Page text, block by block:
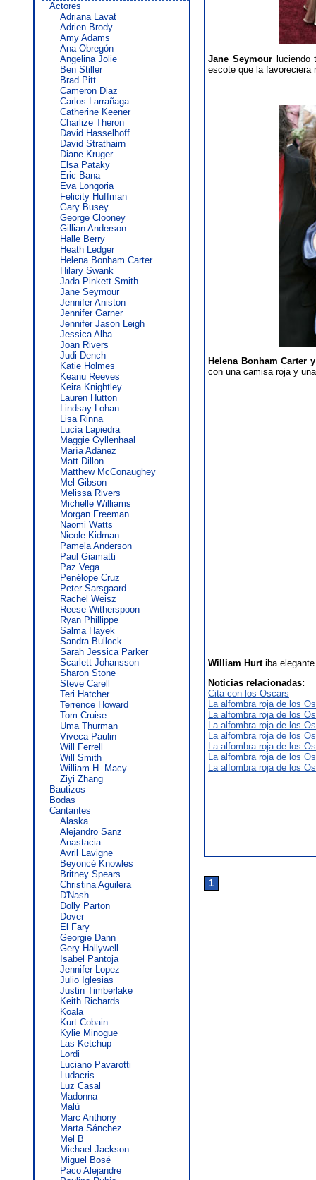
Actores
Adriana Lavat
Adrien Brody
Amy Adams
Ana Obregón
Angelina Jolie
Ben Stiller
Brad Pitt
Cameron Diaz
Carlos Larrañaga
Catherine Keener
Charlize Theron
David Hasselhoff
David Strathairn
Diane Kruger
Elsa Pataky
Eric Bana
Eva Longoria
Felicity Huffman
Gary Busey
George Clooney
Gillian Anderson
Halle Berry
Heath Ledger
Helena Bonham Carter
Hilary Swank
Jada Pinkett Smith
Jane Seymour
Jennifer Aniston
Jennifer Garner
Jennifer Jason Leigh
Jessica Alba
Joan Rivers
Judi Dench
Katie Holmes
Keanu Reeves
Keira Knightley
Lauren Hutton
Lindsay Lohan
Lisa Rinna
Lucía Lapiedra
Maggie Gyllenhaal
María Adánez
Matt Dillon
Matthew McConaughey
Mel Gibson
Melissa Rivers
Michelle Williams
Morgan Freeman
Naomi Watts
Nicole Kidman
Pamela Anderson
Paul Giamatti
Paz Vega
Penélope Cruz
Peter Sarsgaard
Rachel Weisz
Reese Witherspoon
Ryan Phillippe
Salma Hayek
Sandra Bullock
Sarah Jessica Parker
Scarlett Johansson
Sharon Stone
Steve Carell
Teri Hatcher
Terrence Howard
Tom Cruise
Uma Thurman
Viveca Paulin
Will Ferrell
Will Smith
William H. Macy
Ziyi Zhang
Bautizos
Bodas
Cantantes
Alaska
Alejandro Sanz
Anastacia
Avril Lavigne
Beyoncé Knowles
Britney Spears
Christina Aguilera
D'Nash
Dolly Parton
Dover
El Fary
Georgie Dann
Gery Hallywell
Isabel Pantoja
Jennifer Lopez
Julio Iglesias
Justin Timberlake
Keith Richards
Koala
Kurt Cobain
Kylie Minogue
Las Ketchup
Lordi
Luciano Pavarotti
Ludacris
Luz Casal
Madonna
Malú
Marc Anthony
Marta Sánchez
Mel B
Michael Jackson
Miguel Bosé
Paco Alejandre
Jane Seymourluciendo
escote que la favoreciera
Helena Bonham Carter
con una camisa roja y
William Hurtiba elegante
Noticias relacionadas:
Cita con los Oscars
La alfombra roja de los
La alfombra roja de los
La alfombra roja de los
La alfombra roja de los
La alfombra roja de los
La alfombra roja de los
La alfombra roja de los
1